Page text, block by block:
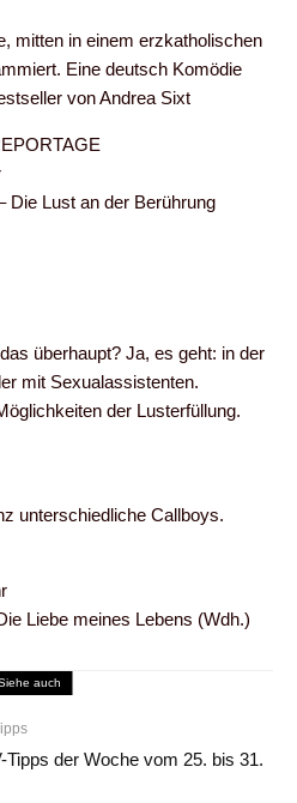
mitten in einem erzkatholischen
Eine deutsch Komödie
von Andrea Sixt
Die Lust an der Berührung
überhaupt? Ja, es geht: in der
mit Sexualassistenten.
der Lusterfüllung.
unterschiedliche Callboys.
Liebe meines Lebens (Wdh.)
auch
Tipps der Woche vom 25. bis 31.